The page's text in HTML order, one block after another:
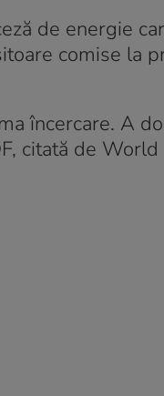
de energie
comise la
încercare. A
citată de